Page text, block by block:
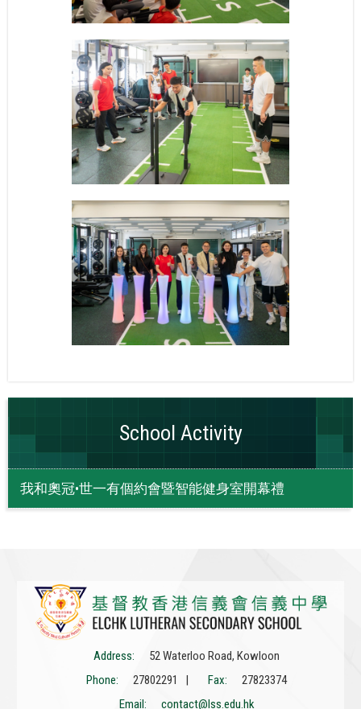
School Activity
我和奧冠•世一有個約會暨智能健身室開幕禮
Address:
52 Waterloo Road, Kowloon
Phone:
27802291 | Fax:
27823374
Email:
contact@lss.edu.hk